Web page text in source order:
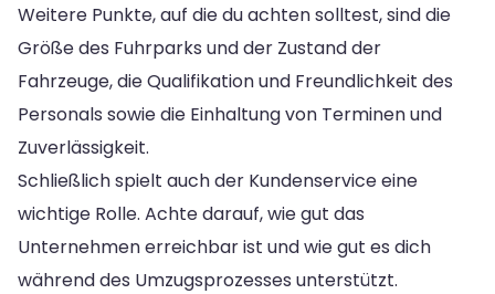
Weitere Punkte, auf die du achten solltest, sind die
Größe des Fuhrparks und der Zustand der
Fahrzeuge, die Qualifikation und Freundlichkeit des
Personals sowie die Einhaltung von Terminen und
Zuverlässigkeit.
Schließlich spielt auch der Kundenservice eine
wichtige Rolle. Achte darauf, wie gut das
Unternehmen erreichbar ist und wie gut es dich
während des Umzugsprozesses unterstützt.